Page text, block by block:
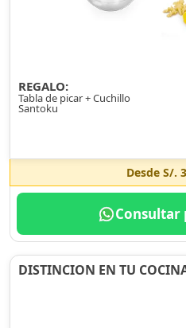
REGALO:
Tabla de picar + Cuchillo
Santoku
Desde S/.
DISTINCION EN TU